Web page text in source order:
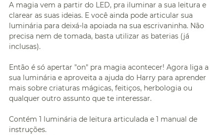
A magia vem a partir do LED, pra iluminar a sua leitura e
clarear as suas ideias. E você ainda pode articular sua
luminária para deixá-la apoiada na sua escrivaninha. Não
precisa nem de tomada, basta utilizar as baterias (já
inclusas).
Então é só apertar "on" pra magia acontecer! Agora liga a
sua luminária e aproveita a ajuda do Harry para aprender
mais sobre criaturas mágicas, feitiços, herbologia ou
qualquer outro assunto que te interessar.
Contém 1 luminária de leitura articulada e 1 manual de
instruções.